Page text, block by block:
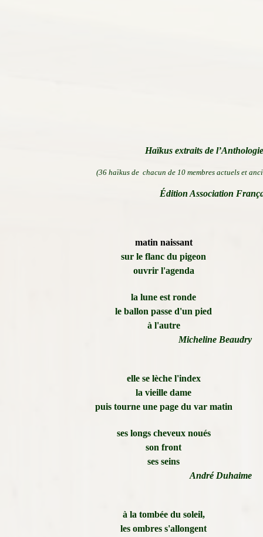
Haïkus extraits de
(36 haïkus de chacun de 10 membres actuels et
Édition Association
matin naissant
sur le flanc du pigeon
ouvrir l'agenda
la lune est ronde
le ballon passe d'un pied
à l'autre
Micheline Beaudry
elle se lèche l'index
la vieille dame
puis tourne une page du var matin
ses longs cheveux noués
son front
ses seins
André Duhaime
à la tombée du soleil,
les ombres s'allongent